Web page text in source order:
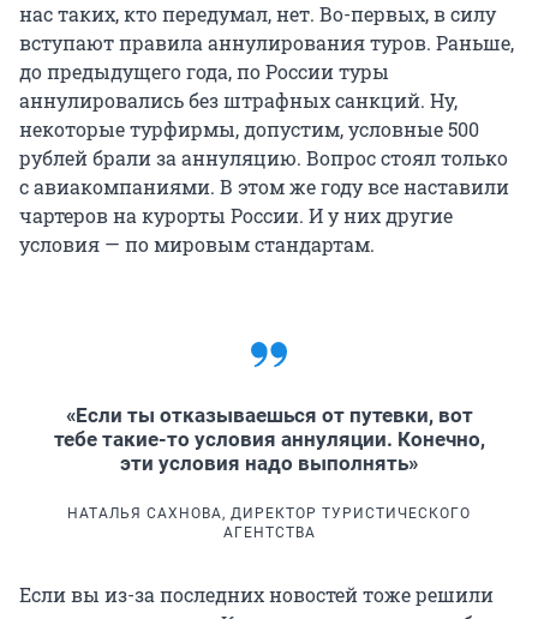
нас таких, кто передумал, нет. Во-первых, в силу
вступают правила аннулирования туров. Раньше,
до предыдущего года, по России туры
аннулировались без штрафных санкций. Ну,
некоторые турфирмы, допустим, условные 500
рублей брали за аннуляцию. Вопрос стоял только
с авиакомпаниями. В этом же году все наставили
чартеров на курорты России. И у них другие
условия — по мировым стандартам.
«Если ты отказываешься от путевки, вот
тебе такие-то условия аннуляции. Конечно,
эти условия надо выполнять»
НАТАЛЬЯ САХНОВА, ДИРЕКТОР ТУРИСТИЧЕСКОГО
АГЕНТСТВА
Если вы из-за последних новостей тоже решили